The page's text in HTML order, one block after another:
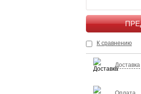
К сравнению
Доставка